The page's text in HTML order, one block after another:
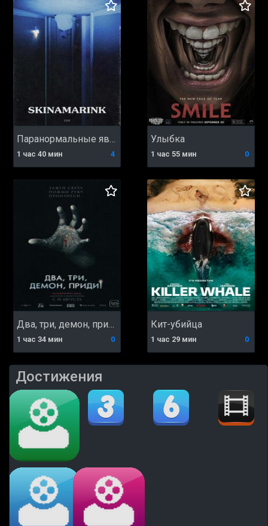
Паранормальные явления. Скинамаринк
1 час 40 мин 4
Улыбка
1 час 55 мин 0
Два, три, демон, приди!
1 час 34 мин 0
Кит-убийца
1 час 29 мин 0
Достижения